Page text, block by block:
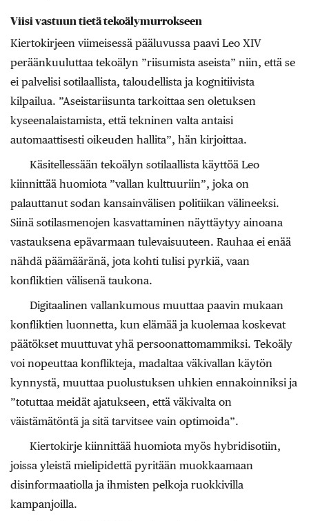
Viisi vastuun tietä tekoälymurrokseen
Kiertokirjeen viimeisessä pääluvussa paavi Leo XIV
peräänkuuluttaa tekoälyn ”riisumista aseista” niin, että se
ei palvelisi sotilaallista, taloudellista ja kognitiivista
kilpailua. ”Aseistariisunta tarkoittaa sen oletuksen
kyseenalaistamista, että tekninen valta antaisi
automaattisesti oikeuden hallita”, hän kirjoittaa.
Käsitellessään tekoälyn sotilaallista käyttöä Leo
kiinnittää huomiota ”vallan kulttuuriin”, joka on
palauttanut sodan kansainvälisen politiikan välineeksi.
Siinä sotilasmenojen kasvattaminen näyttäytyy ainoana
vastauksena epävarmaan tulevaisuuteen. Rauhaa ei enää
nähdä päämääränä, jota kohti tulisi pyrkiä, vaan
konfliktien välisenä taukona.
Digitaalinen vallankumous muuttaa paavin mukaan
konfliktien luonnetta, kun elämää ja kuolemaa koskevat
päätökset muuttuvat yhä persoonattomammiksi. Tekoäly
voi nopeuttaa konflikteja, madaltaa väkivallan käytön
kynnystä, muuttaa puolustuksen uhkien ennakoinniksi ja
”totuttaa meidät ajatukseen, että väkivalta on
väistämätöntä ja sitä tarvitsee vain optimoida”.
Kiertokirje kiinnittää huomiota myös hybridisotiin,
joissa yleistä mielipidettä pyritään muokkaamaan
disinformaatiolla ja ihmisten pelkoja ruokkivilla
kampanjoilla.